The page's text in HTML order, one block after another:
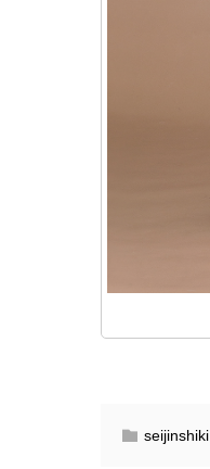
seijinshiki